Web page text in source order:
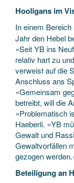
Hooligans im
In einem
Jahr den Hebel
«Seit YB ins
relativ hart zu
verweist auf die
Anschluss ans
«Gemeinsam
betreibt, will die
«Problematisch
Haeberli. «YB
Gewalt und
Gewaltvorfällen
gezogen
Beteiligung an